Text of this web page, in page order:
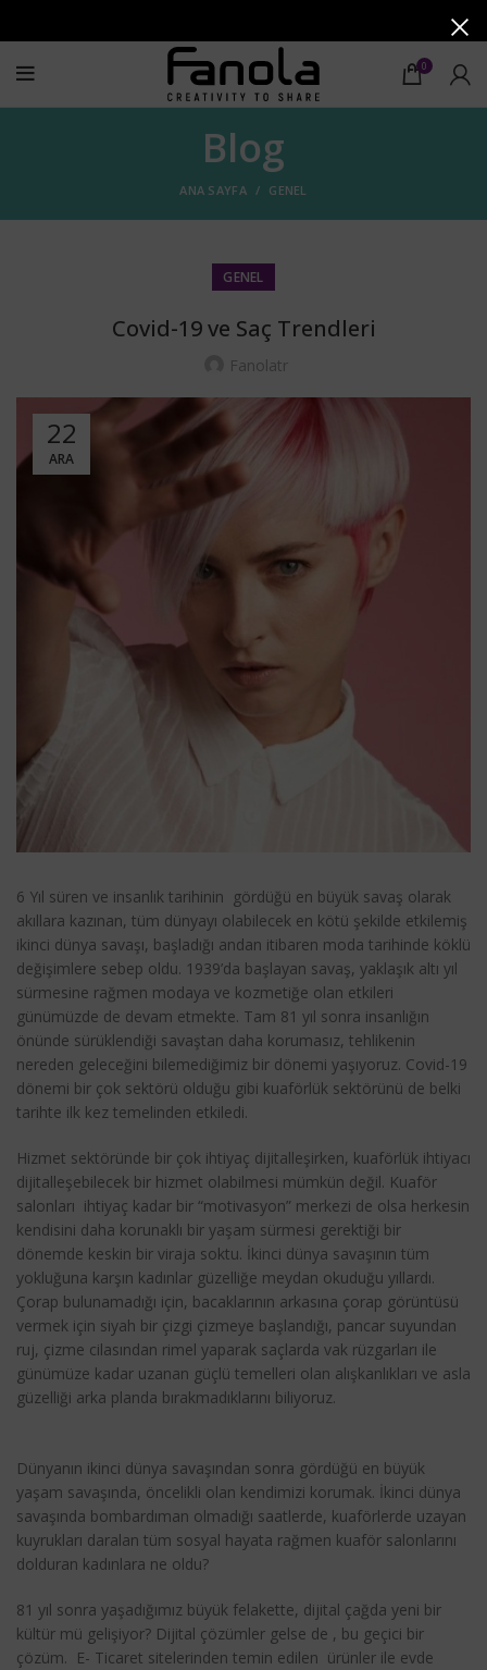
0
Blog
ANA SAYFA GENEL
GENEL
Covid-19 ve Saç Trendleri
Fanolatr
22
ARA
6 Yıl süren ve insanlık tarihinin gördüğü en büyük savaş olarak
akıllara kazınan, tüm dünyayı olabilecek en kötü şekilde etkilemiş
ikinci dünya savaşı, başladığı andan itibaren moda tarihinde köklü
değişimlere sebep oldu. 1939’da başlayan savaş, yaklaşık altı yıl
sürmesine rağmen modaya ve kozmetiğe olan etkileri
günümüzde de devam etmekte. Tam 81 yıl sonra insanlığın
önünde sürüklendiği savaştan daha korumasız, tehlikenin
nereden geleceğini bilemediğimiz bir dönemi yaşıyoruz. Covid-19
dönemi bir çok sektörü olduğu gibi kuaförlük sektörünü de belki
tarihte ilk kez temelinden etkiledi.
Hizmet sektöründe bir çok ihtiyaç dijitalleşirken, kuaförlük ihtiyacı
dijitalleşebilecek bir hizmet olabilmesi mümkün değil. Kuaför
salonları ihtiyaç kadar bir “motivasyon” merkezi de olsa herkesin
kendisini daha korunaklı bir yaşam sürmesi gerektiği bir
dönemde keskin bir viraja soktu. İkinci dünya savaşının tüm
yokluğuna karşın kadınlar güzelliğe meydan okuduğu yıllardı.
Çorap bulunamadığı için, bacaklarının arkasına çorap görüntüsü
vermek için siyah bir çizgi çizmeye başlandığı, pancar suyundan
ruj, çizme cilasından rimel yaparak saçlarda vak rüzgarları ile
günümüze kadar uzanan güçlü temelleri olan alışkanlıkları ve asla
güzelliği arka planda bırakmadıklarını biliyoruz.
Dünyanın ikinci dünya savaşından sonra gördüğü en büyük
yaşam savaşında, öncelikli olan kendimizi korumak. İkinci dünya
savaşında bombardıman olmadığı saatlerde, kuaförlerde uzayan
kuyrukları daralan tüm sosyal hayata rağmen kuaför salonlarını
dolduran kadınlara ne oldu?
81 yıl sonra yaşadığımız büyük felakette, dijital çağda yeni bir
kültür mü gelişiyor? Dijital çözümler gelse de , bu geçici bir
çözüm. E- Ticaret sitelerinden temin edilen ürünler ile evde